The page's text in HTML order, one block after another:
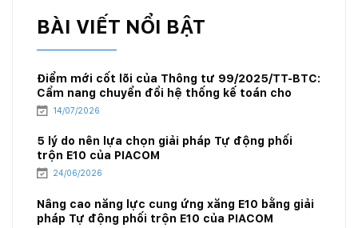
BÀI VIẾT NỔI BẬT
Điểm mới cốt lõi của Thông tư 99/2025/TT-BTC:
Cẩm nang chuyển đổi hệ thống kế toán cho
doanh nghiệp xăng dầu
14/07/2026
5 lý do nên lựa chọn giải pháp Tự động phối
trộn E10 của PIACOM
24/06/2026
Nâng cao năng lực cung ứng xăng E10 bằng giải
pháp Tự động phối trộn E10 của PIACOM